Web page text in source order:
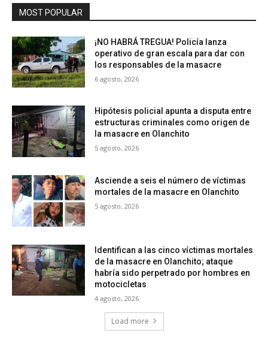
MOST POPULAR
¡NO HABRÁ TREGUA! Policía lanza
operativo de gran escala para dar con
los responsables de la masacre
6 agosto, 2026
Hipótesis policial apunta a disputa entre
estructuras criminales como origen de
la masacre en Olanchito
5 agosto, 2026
Asciende a seis el número de víctimas
mortales de la masacre en Olanchito
5 agosto, 2026
Identifican a las cinco víctimas mortales
de la masacre en Olanchito; ataque
habría sido perpetrado por hombres en
motocicletas
4 agosto, 2026
Load more